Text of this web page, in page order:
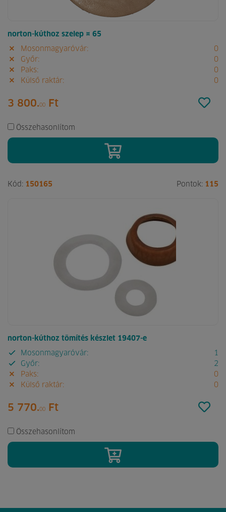
norton-kúthoz szelep ¤ 65
Mosonmagyaróvár:
0
Győr:
0
Paks:
0
Külső raktár:
0
3 800.00 Ft
Összehasonlítom
Kód: 150165 Pontok: 115
norton-kúthoz tömítés készlet 19407-e
Mosonmagyaróvár:
1
Győr:
2
Paks:
0
Külső raktár:
0
5 770.00 Ft
Összehasonlítom